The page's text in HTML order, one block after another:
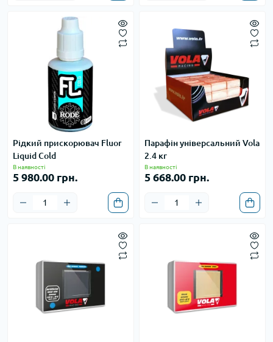
Рідкий прискорювач Fluor
Liquid Cold
В наявності
5 980.00 грн.
Парафін універсальний Vola
2.4 кг
В наявності
5 668.00 грн.